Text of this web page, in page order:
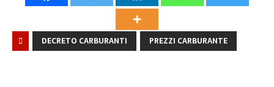
DECRETO CARBURANTI PREZZI CARBURANTE